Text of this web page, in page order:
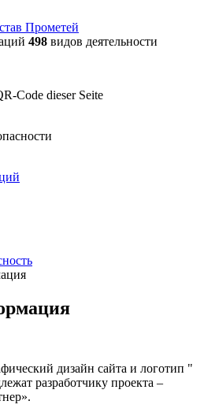
498 видов деятельности
дизайн сайта и логотип "
разработчику проекта –